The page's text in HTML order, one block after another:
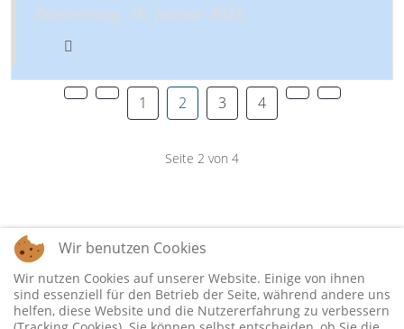
Donnerstag, 16. Januar 2025
1 2 3 4
Seite 2 von 4
Powered by Phoca Guestbook
Wir benutzen Cookies
Wir nutzen Cookies auf unserer Website. Einige von ihnen
sind essenziell für den Betrieb der Seite, während andere uns
helfen, diese Website und die Nutzererfahrung zu verbessern